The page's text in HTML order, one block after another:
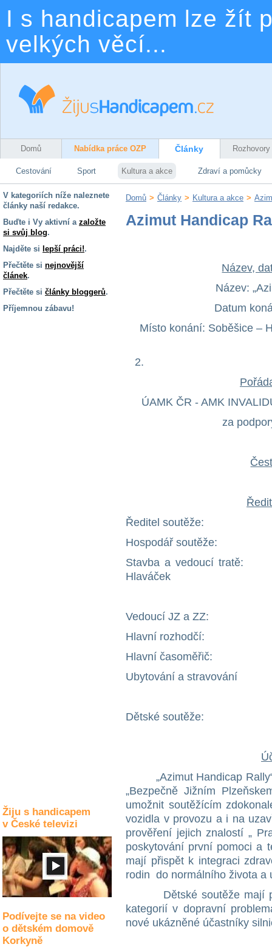
I s handicapem lze žít
velkých věcí...
Domů Nabídka práce OZP Články Rozhovory
Cestování Sport Kultura a akce Zdraví a pomůcky
V kategoriích níže naleznete
články naší redakce.
Buďte i Vy aktivní a založte
si svůj blog.
Najděte si lepší práci!.
Přečtěte si nejnovější
článek.
Přečtěte si články bloggerů.
Příjemnou zábavu!
Žiju s handicapem
v České televizi
Podívejte se na video
o dětském domově
Korkyně
Domů > Články > Kultura a akce >
Azimut Handicap
Název,
Název:
Datum
Místo konání: Soběšice –
2.
ÚAMK ČR - AMK
za
Ředitel
Hospodář
Stavba a
Hlaváček
Vedoucí JZ a
Hlavní rozhodčí:
Hlavní
Ubytování a
Dětské
„Azimut Handicap Rally“
„Bezpečně Jižním
umožnit soutěžícím
vozidla v provozu a i na
prověření jejich znalostí „
poskytování první pomoci a
mají přispět k integraci
rodin do normálního života a
Dětské soutěže mají
kategorií v dopravní
nové ukázněné účastníky